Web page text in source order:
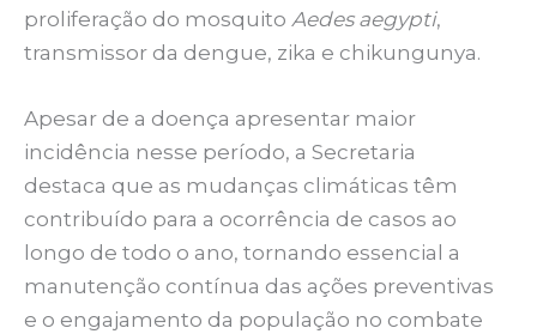
proliferação do mosquito Aedes aegypti,
transmissor da dengue, zika e chikungunya.
Apesar de a doença apresentar maior
incidência nesse período, a Secretaria
destaca que as mudanças climáticas têm
contribuído para a ocorrência de casos ao
longo de todo o ano, tornando essencial a
manutenção contínua das ações preventivas
e o engajamento da população no combate